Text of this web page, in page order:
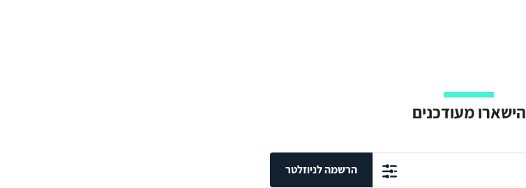
הישארו מעודכנים
הרשמה לניוזלטר